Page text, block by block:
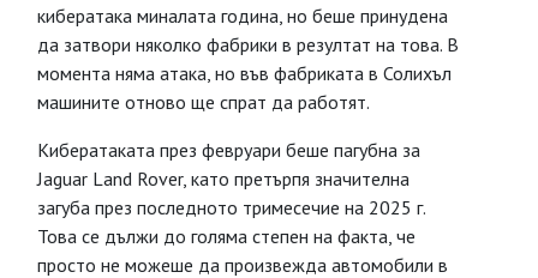
кибератака миналата година, но беше принудена
да затвори няколко фабрики в резултат на това. В
момента няма атака, но във фабриката в Солихъл
машините отново ще спрат да работят.
Кибератаката през февруари беше пагубна за
Jaguar Land Rover, като претърпя значителна
загуба през последното тримесечие на 2025 г.
Това се дължи до голяма степен на факта, че
просто не можеше да произвежда автомобили в